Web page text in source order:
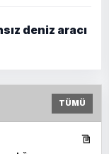
deniz aracı
TÜMÜ